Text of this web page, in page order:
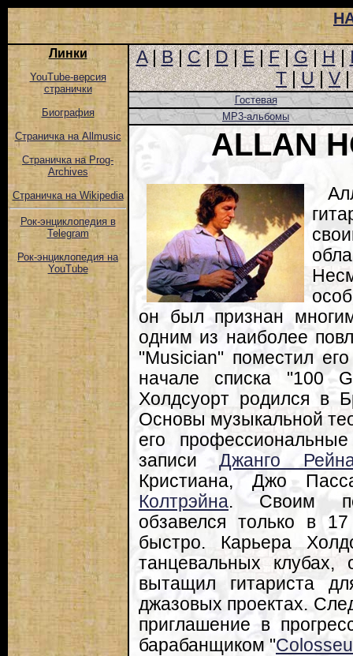
Линки
YouTube-версия
странички
Биография
Страничка на Allmusic
Страничка на Prog-
Archives
Страничка на Wikipedia
Рок-энциклопедия в
Telegram
Рок-энциклопедия на
YouTube
A|B|C|D|E|F|G|H|
T|U|V
Гостевая
MP3-альбомы
ALLAN
он был признан
одним из наиболее
"Musician" поместил
начале списка "100
Холдсуорт родился в
Основы музыкальной
его
записиДжанго
Кристиана, Джо
Колтрэйна. Своим
обзавелся только в
быстро. Карьера
танцевальных клубах,
вытащил гитариста
джазовых проектах.
приглашение в
барабанщиком "